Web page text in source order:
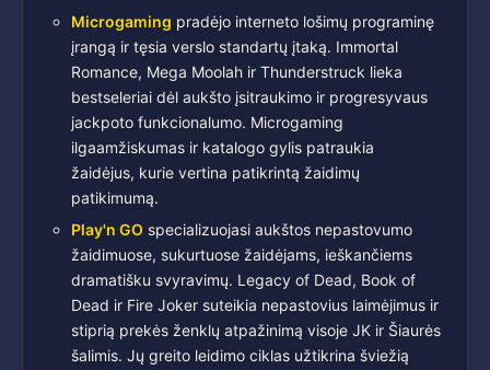
Microgaming pradėjo interneto lošimų programinę
įrangą ir tęsia verslo standartų įtaką. Immortal
Romance, Mega Moolah ir Thunderstruck lieka
bestseleriai dėl aukšto įsitraukimo ir progresyvaus
jackpoto funkcionalumo. Microgaming
ilgaamžiskumas ir katalogo gylis patraukia
žaidėjus, kurie vertina patikrintą žaidimų
patikimumą.
Play'n GO specializuojasi aukštos nepastovumo
žaidimuose, sukurtuose žaidėjams, ieškančiems
dramatišku svyravimų. Legacy of Dead, Book of
Dead ir Fire Joker suteikia nepastovius laimėjimus ir
stiprią prekės ženklų atpažinimą visoje JK ir Šiaurės
šalimis. Jų greito leidimo ciklas užtikrina šviežią